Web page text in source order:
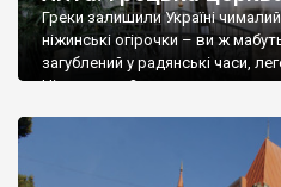
Греки залишили Україні
ніжинські огірочки – ви ж
загублений у радянські часи,
Ніжин греки?